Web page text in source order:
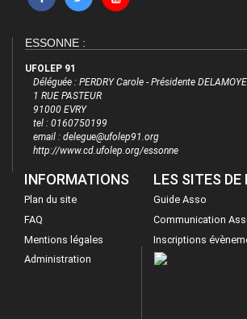
ESSONNE :
UFOLEP 91
Déléguée : PERDRY Carole - Présidente
1 RUE PASTEUR
91000 EVRY
tel : 0160750199
email : delegue@ufolep91.org
http://www.cd.ufolep.org/essonne
INFORMATIONS
Plan du site
FAQ
Mentions légales
Administration
LES SITES DE
Guide Asso
Communication
Inscriptions